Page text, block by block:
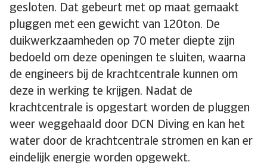
gesloten. Dat gebeurt met op maat gemaakt
pluggen met een gewicht van 120ton. De
duikwerkzaamheden op 70 meter diepte zijn
bedoeld om deze openingen te sluiten, waarna
de engineers bij de krachtcentrale kunnen om
deze in werking te krijgen. Nadat de
krachtcentrale is opgestart worden de pluggen
weer weggehaald door DCN Diving en kan het
water door de krachtcentrale stromen en kan er
eindelijk energie worden opgewekt.